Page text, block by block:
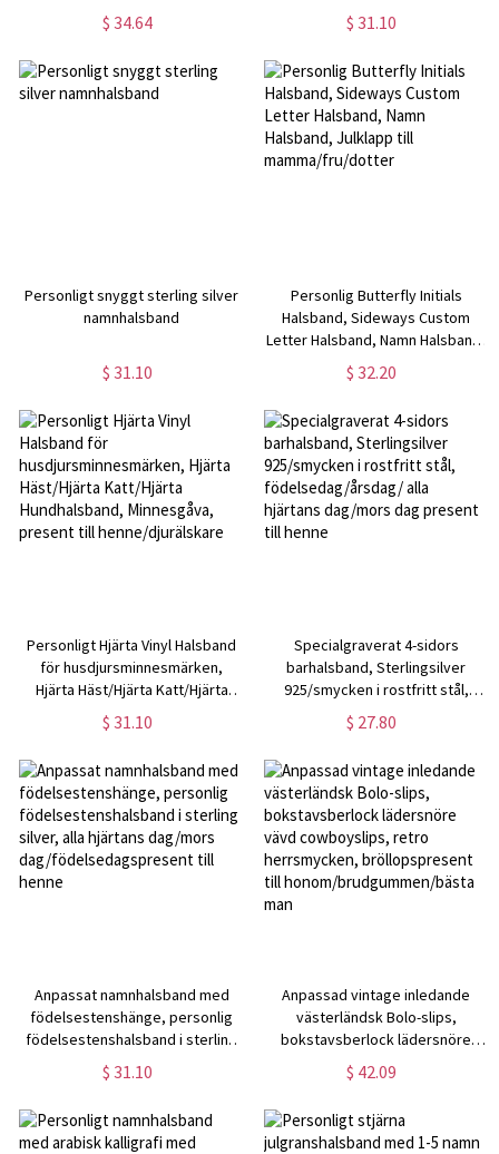
$ 34.64 $ 31.10
Personligt snyggt sterling silver
namnhalsband
$ 31.10
Personlig Butterfly Initials
Halsband, Sideways Custom
Letter Halsband, Namn Halsband,
Julklapp till mamma/fru/dotter
$ 32.20
Personligt Hjärta Vinyl Halsband
för husdjursminnesmärken,
Hjärta Häst/Hjärta Katt/Hjärta
Hundhalsband, Minnesgåva,
present till henne/djurälskare
$ 31.10
Specialgraverat 4-sidors
barhalsband, Sterlingsilver
925/smycken i rostfritt stål,
födelsedag/årsdag/ alla hjärtans
dag/mors dag present till henne
$ 27.80
Anpassat namnhalsband med
födelsestenshänge, personlig
födelsestenshalsband i sterling
silver, alla hjärtans dag/mors
dag/födelsedagspresent till
$ 31.10
Anpassad vintage inledande
västerländsk Bolo-slips,
bokstavsberlock lädersnöre
vävd cowboyslips, retro
herrsmycken, bröllopspresent till
honom/brudgummen/bästa man
$ 42.09